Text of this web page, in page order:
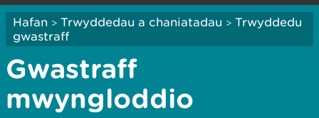
Hafan > Trwyddedau a chaniatadau > Trwyddedu
gwastraff
Gwastraff
mwyngloddio